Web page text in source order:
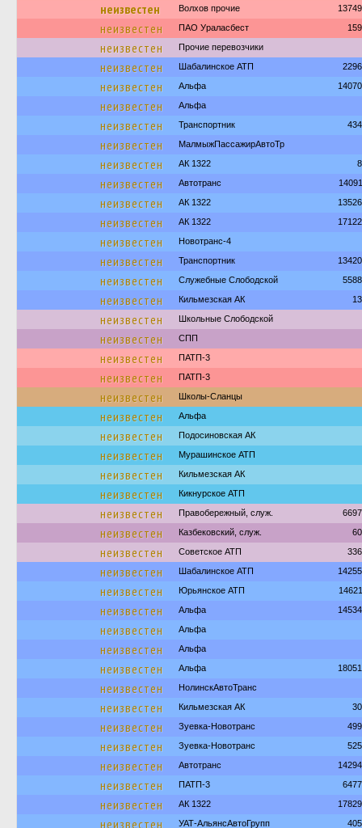
неизвестен Волхов прочие
неизвестен ПАО Ураласбест
неизвестен Прочие перевозчики
неизвестен Шабалинское АТП
неизвестен Альфа
неизвестен Альфа
неизвестен Транспортник
неизвестен МалмыжПассажирАвтоТр
неизвестен АК 1322
неизвестен Автотранс
неизвестен АК 1322
неизвестен АК 1322
неизвестен Новотранс-4
неизвестен Транспортник
неизвестен Служебные Слободской
неизвестен Кильмезская АК
неизвестен Школьные Слободской
неизвестен СПП
неизвестен ПАТП-3
неизвестен ПАТП-3
неизвестен Школы-Сланцы
неизвестен Альфа
неизвестен Подосиновская АК
неизвестен Мурашинское АТП
неизвестен Кильмезская АК
неизвестен Кикнурское АТП
неизвестен Правобережный, служ.
неизвестен Казбековский, служ.
неизвестен Советское АТП
неизвестен Шабалинское АТП
неизвестен Юрьянское АТП
неизвестен Альфа
неизвестен Альфа
неизвестен Альфа
неизвестен Альфа
неизвестен НолинскАвтоТранс
неизвестен Кильмезская АК
неизвестен Зуевка-Новотранс
неизвестен Зуевка-Новотранс
неизвестен Автотранс
неизвестен ПАТП-3
неизвестен АК 1322
неизвестен УАТ-АльянсАвтоГрупп